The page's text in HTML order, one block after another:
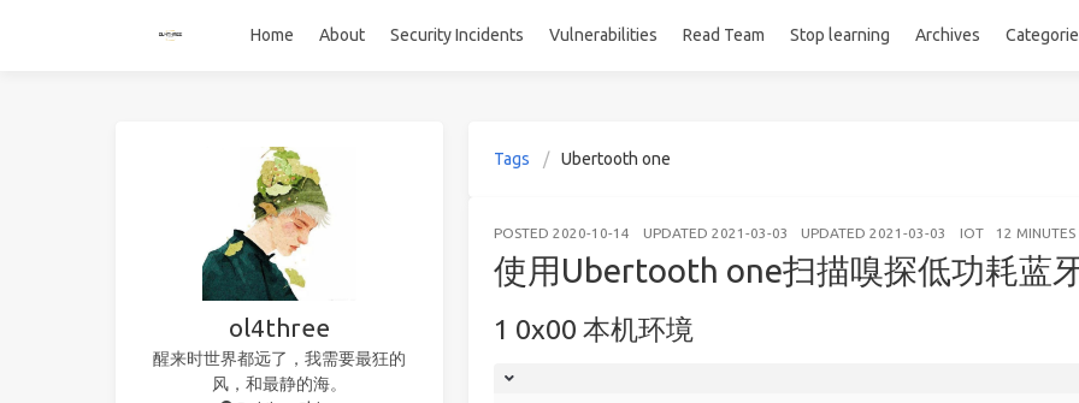
Home About Security Incidents Vulnerabilities Read Team Stop learning Archives
Tags Ubertooth one
POSTED2020-10-14 UPDATED 2021-03-03 UPDATED2021-03-03 IOT 12
使用Ubertooth one扫描嗅探低功耗蓝
0x00 本机环境
ol4three
醒来时世界都远了，我需要最狂的
风，和最静的海。